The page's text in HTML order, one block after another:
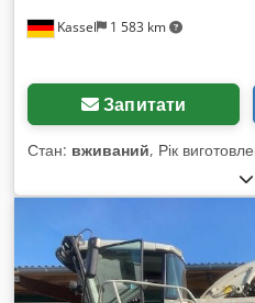
Kassel 1 583 km
Запитати
Стан: вживаний, Рік